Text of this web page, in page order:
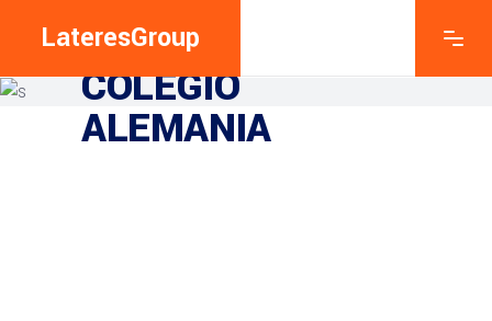
LateresGroup
LATERESGROUP
COLEGIO
ALEMANIA